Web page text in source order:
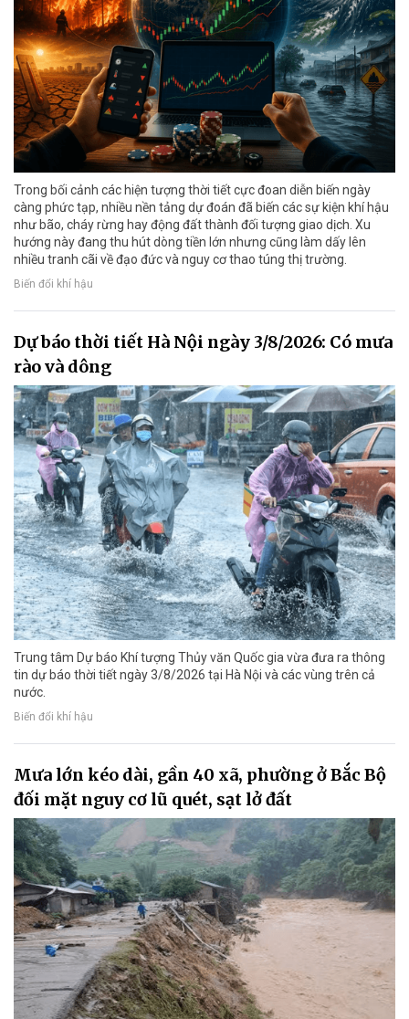
Trong bối cảnh các hiện tượng thời tiết cực đoan diễn biến ngày
càng phức tạp, nhiều nền tảng dự đoán đã biến các sự kiện khí hậu
như bão, cháy rừng hay động đất thành đối tượng giao dịch. Xu
hướng này đang thu hút dòng tiền lớn nhưng cũng làm dấy lên
nhiều tranh cãi về đạo đức và nguy cơ thao túng thị trường.
Biến đổi khí hậu
Dự báo thời tiết Hà Nội ngày 3/8/2026: Có mưa
rào và dông
Trung tâm Dự báo Khí tượng Thủy văn Quốc gia vừa đưa ra thông
tin dự báo thời tiết ngày 3/8/2026 tại Hà Nội và các vùng trên cả
nước.
Biến đổi khí hậu
Mưa lớn kéo dài, gần 40 xã, phường ở Bắc Bộ
đối mặt nguy cơ lũ quét, sạt lở đất